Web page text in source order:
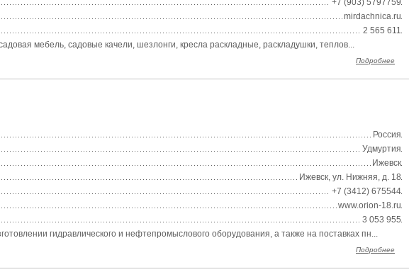
+7 (903) 5797759
mirdachnica.ru
2 565 611
мебель, садовые качели, шезлонги, кресла раскладные, раскладушки, теплов...
Подробнее
Россия
Удмуртия
Ижевск
Ижевск, ул. Нижняя, д. 18
+7 (3412) 675544
www.orion-18.ru
3 053 955
гидравлического и нефтепромыслового оборудования, а также на поставках пн...
Подробнее